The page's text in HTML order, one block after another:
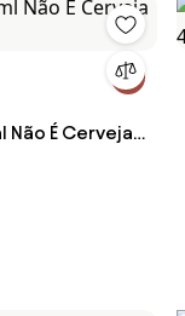
É Cerveja